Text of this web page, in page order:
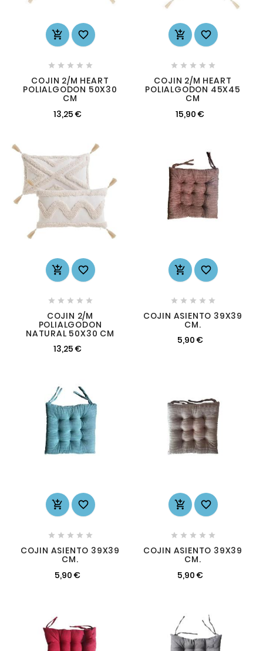
 
    
COJIN 2/M HEART
POLIALGODON 50X30
CM
13,25 €
 
    
COJIN 2/M HEART
POLIALGODON 45X45
CM
15,90 €
 
    
COJIN 2/M
POLIALGODON
NATURAL 50X30 CM
13,25 €
 
    
COJIN ASIENTO 39X39
CM.
5,90 €
 
    
COJIN ASIENTO 39X39
CM.
5,90 €
 
    
COJIN ASIENTO 39X39
CM.
5,90 €